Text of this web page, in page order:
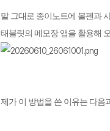
말 그대로 종이노트에 볼펜과
태블릿의 메모장 앱을 활용해
제가 이 방법을 쓴 이유는 다음